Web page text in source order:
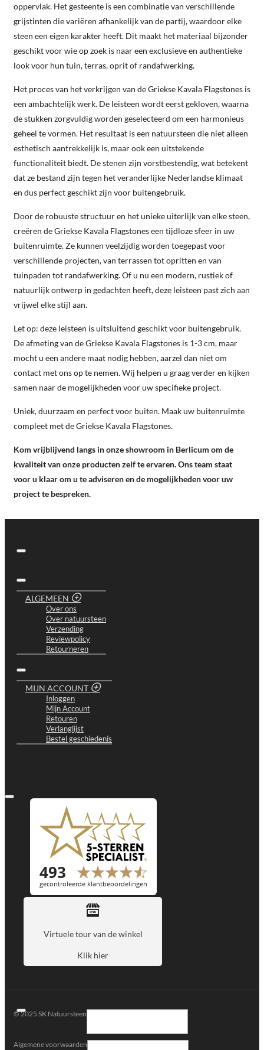
oppervlak. Het gesteente is een combinatie van verschillende
grijstinten die variëren afhankelijk van de partij, waardoor elke
steen een eigen karakter heeft. Dit maakt het materiaal bijzonder
geschikt voor wie op zoek is naar een exclusieve en authentieke
look voor hun tuin, terras, oprit of randafwerking.
Het proces van het verkrijgen van de Griekse Kavala Flagstones is
een ambachtelijk werk. De leisteen wordt eerst gekloven, waarna
de stukken zorgvuldig worden geselecteerd om een harmonieus
geheel te vormen. Het resultaat is een natuursteen die niet alleen
esthetisch aantrekkelijk is, maar ook een uitstekende
functionaliteit biedt. De stenen zijn vorstbestendig, wat betekent
dat ze bestand zijn tegen het veranderlijke Nederlandse klimaat
en dus perfect geschikt zijn voor buitengebruik.
Door de robuuste structuur en het unieke uiterlijk van elke steen,
creëren de Griekse Kavala Flagstones een tijdloze sfeer in uw
buitenruimte. Ze kunnen veelzijdig worden toegepast voor
verschillende projecten, van terrassen tot opritten en van
tuinpaden tot randafwerking. Of u nu een modern, rustiek of
natuurlijk ontwerp in gedachten heeft, deze leisteen past zich aan
vrijwel elke stijl aan.
Let op: deze leisteen is uitsluitend geschikt voor buitengebruik.
De afmeting van de Griekse Kavala Flagstones is 1-3 cm, maar
mocht u een andere maat nodig hebben, aarzel dan niet om
contact met ons op te nemen. Wij helpen u graag verder en kijken
samen naar de mogelijkheden voor uw specifieke project.
Uniek, duurzaam en perfect voor buiten. Maak uw buitenruimte
compleet met de Griekse Kavala Flagstones.
Kom vrijblijvend langs in onze showroom in Berlicum om de
kwaliteit van onze producten zelf te ervaren. Ons team staat
voor u klaar om u te adviseren en de mogelijkheden voor uw
project te bespreken.
ALGEMEEN
Over ons
Over natuursteen
Verzending
Reviewpolicy
Retourneren
MIJN ACCOUNT
Inloggen
Mijn Account
Retouren
Verlanglijst
Bestel geschiedenis
Virtuele tour van de winkel
Klik hier
© 2025 SK Natuursteen
Algemene voorwaarden